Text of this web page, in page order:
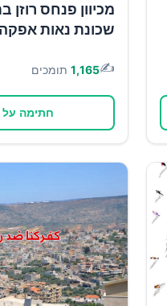
מכיוון פנחס רוזן
שכונת נאות
✍️
1,165 תומכים
חתימה על